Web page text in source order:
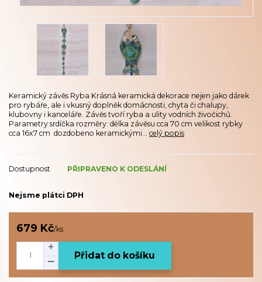
Keramický závěs Ryba Krásná keramická dekorace nejen jako dárek
pro rybáře, ale i vkusný doplněk domácnosti, chyta či chalupy,
klubovny i kanceláře. Závěs tvoří ryba a ulity vodních živočichů.
Parametry srdíčka rozměry: délka závěsu cca 70 cm velikost rybky
cca 16x7 cm dozdobeno keramickými... celý popis
Dostupnost PŘIPRAVENO K ODESLÁNÍ
Nejsme plátci DPH
679 Kč/ks
Přidat do košíku